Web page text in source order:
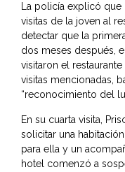
La policía explicó
visitas de la joven al
detectar que la
dos meses después,
visitaron el
visitas mencionadas,
“reconocimiento del
En su cuarta visita,
solicitar una
para ella y un
hotel comenzó a